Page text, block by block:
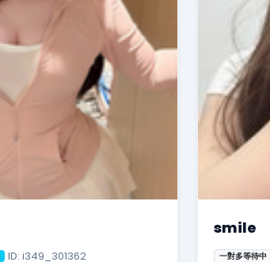
ID: i349_301362
smile
一對多等待中